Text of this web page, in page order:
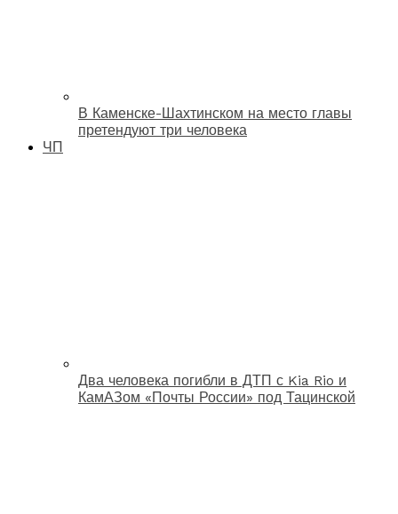
В Каменске-Шахтинском на место главы
претендуют три человека
ЧП
Два человека погибли в ДТП с Kia Rio и
КамАЗом «Почты России» под Тацинской